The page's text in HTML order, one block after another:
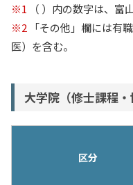
※1 （ ）内の数字は、富
※2 「その他」欄には有
医）を含む。
大学院（修士課程・
区分